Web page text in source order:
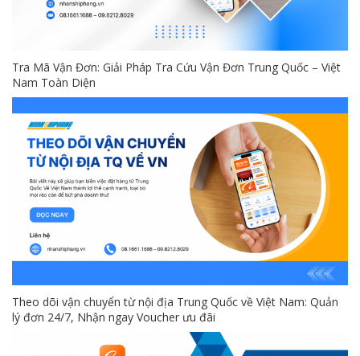
Tra Mã Vận Đơn: Giải Pháp Tra Cứu Vận Đơn Trung Quốc – Việt
Nam Toàn Diện
Theo dõi vận chuyển từ nội địa Trung Quốc về Việt Nam: Quản
lý đơn 24/7, Nhận ngay Voucher ưu đãi